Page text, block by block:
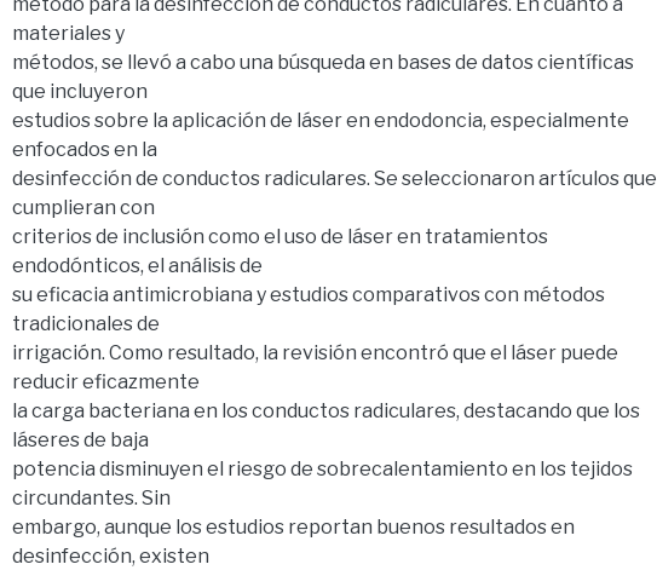
materiales y
métodos, se llevó a cabo una búsqueda en bases de datos científicas
que incluyeron
estudios sobre la aplicación de láser en endodoncia, especialmente
enfocados en la
desinfección de conductos radiculares. Se seleccionaron artículos que
cumplieran con
criterios de inclusión como el uso de láser en tratamientos
endodónticos, el análisis de
su eficacia antimicrobiana y estudios comparativos con métodos
tradicionales de
irrigación. Como resultado, la revisión encontró que el láser puede
reducir eficazmente
la carga bacteriana en los conductos radiculares, destacando que los
láseres de baja
potencia disminuyen el riesgo de sobrecalentamiento en los tejidos
circundantes. Sin
embargo, aunque los estudios reportan buenos resultados en
desinfección, existen